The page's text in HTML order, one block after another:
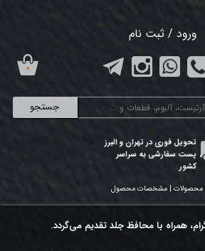
جستجو
ورود / ثبت نام
تحویل فوری در تهران و البرز
پست سفارشی به سراسر
کشور
۰
| محصولات | مشخصات محصول
همراه با محافظ جلد تقدیم می‌گردد.